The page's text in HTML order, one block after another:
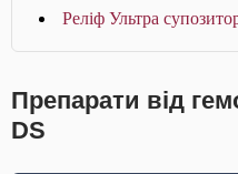
Реліф Ультра
Препарати від
DS